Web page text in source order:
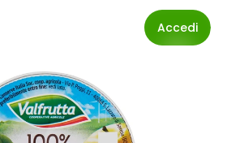
Accedi